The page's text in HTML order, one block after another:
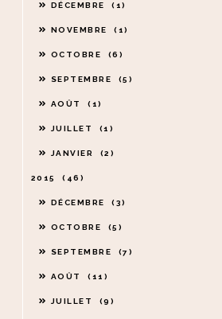
DÉCEMBRE 1
NOVEMBRE 1
OCTOBRE 6
SEPTEMBRE 5
AOÛT 1
JUILLET 1
JANVIER 2
2015 46
DÉCEMBRE 3
OCTOBRE 5
SEPTEMBRE 7
AOÛT 11
JUILLET 9